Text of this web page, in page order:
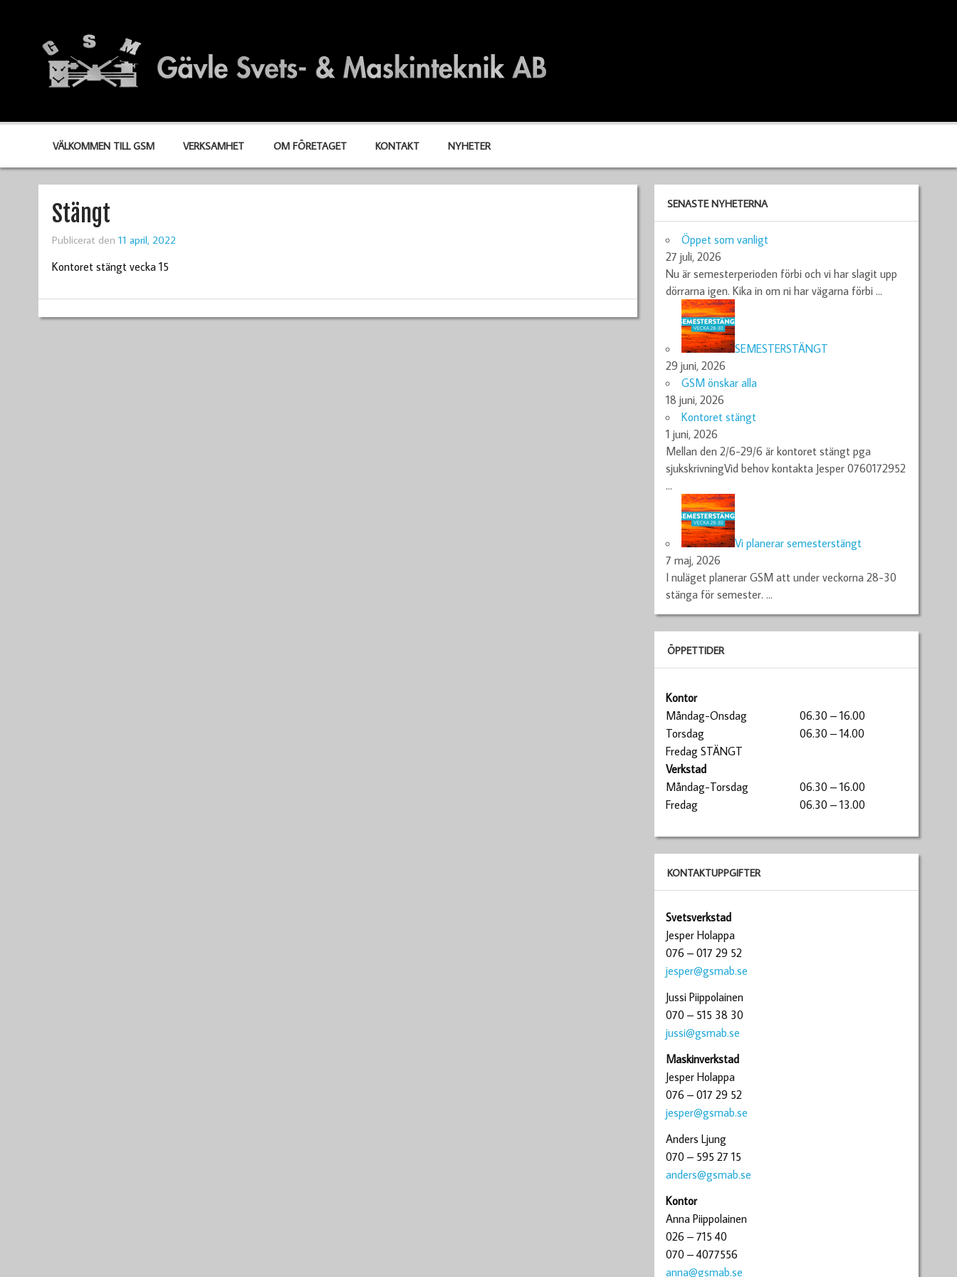
VÄLKOMMEN TILL GSM VERKSAMHET OM FÖRETAGET KONTAKT NYHETER
Stängt
Publicerat den 11 april, 2022
Kontoret stängt vecka 15
SENASTE NYHETERNA
Öppet som vanligt
27 juli, 2026
Nu är semesterperioden förbi och vi har slagit upp
dörrarna igen. Kika in om ni har vägarna förbi …
SEMESTERSTÄNGT
29 juni, 2026
GSM önskar alla
18 juni, 2026
Kontoret stängt
1 juni, 2026
Mellan den 2/6-29/6 är kontoret stängt pga
sjukskrivningVid behov kontakta Jesper 0760172952
…
Vi planerar semesterstängt
7 maj, 2026
I nuläget planerar GSM att under veckorna 28-30
stänga för semester. …
ÖPPETTIDER
Kontor
Måndag-Onsdag
06.30 – 16.00
Torsdag
06.30 – 14.00
Fredag STÄNGT
Verkstad
Måndag-Torsdag
06.30 – 16.00
Fredag
06.30 – 13.00
KONTAKTUPPGIFTER
Svetsverkstad
Jesper Holappa
076 – 017 29 52
jesper@gsmab.se
Jussi Piippolainen
070 – 515 38 30
jussi@gsmab.se
Maskinverkstad
Jesper Holappa
076 – 017 29 52
jesper@gsmab.se
Anders Ljung
070 – 595 27 15
anders@gsmab.se
Kontor
Anna Piippolainen
026 – 715 40
070 – 4077556
anna@gsmab.se